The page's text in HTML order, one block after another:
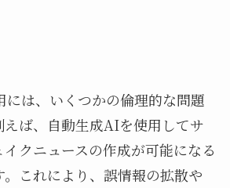
には、いくつかの倫理的な問題
えば、自動生成AIを使用してサ
クニュースの作成が可能になる
これにより、誤情報の拡散や